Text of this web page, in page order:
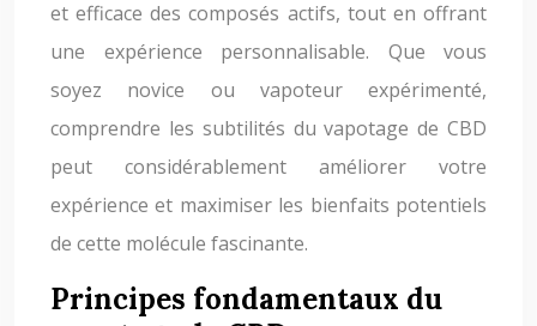
et efficace des composés actifs, tout en offrant
une expérience personnalisable. Que vous
soyez novice ou vapoteur expérimenté,
comprendre les subtilités du vapotage de CBD
peut considérablement améliorer votre
expérience et maximiser les bienfaits potentiels
de cette molécule fascinante.
Principes fondamentaux du